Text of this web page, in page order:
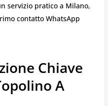
servizio pratico a Milano,
contatto WhatsApp
Chiave
A